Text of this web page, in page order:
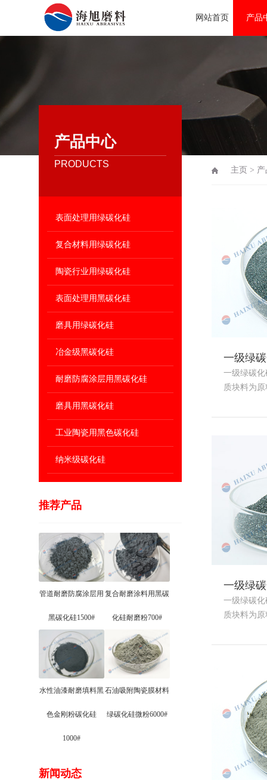
网站首页 产品
产品中心
PRODUCTS
表面处理用绿碳化硅
复合材料用绿碳化硅
陶瓷行业用绿碳化硅
表面处理用黑碳化硅
磨具用绿碳化硅
冶金级黑碳化硅
耐磨防腐涂层用黑碳化硅
磨具用黑碳化硅
工业陶瓷用黑色碳化硅
纳米级碳化硅
推荐产品
管道耐磨防腐涂层用
黑碳化硅1500#
复合耐磨涂料用黑碳
化硅耐磨粉700#
水性油漆耐磨填料黑
色金刚粉碳化硅
1000#
石油吸附陶瓷膜材料
绿碳化硅微粉6000#
新闻动态
主页 >
一级绿
一级绿碳
质块料为
一级绿
一级绿碳
质块料为